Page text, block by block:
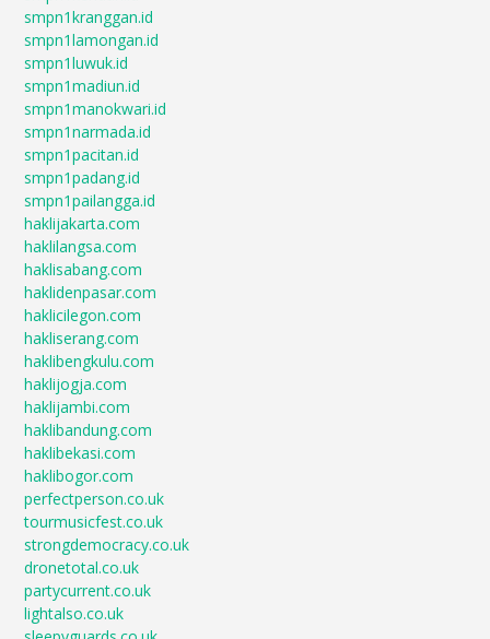
smpn1kranggan.id
smpn1lamongan.id
smpn1luwuk.id
smpn1madiun.id
smpn1manokwari.id
smpn1narmada.id
smpn1pacitan.id
smpn1padang.id
smpn1pailangga.id
haklijakarta.com
haklilangsa.com
haklisabang.com
haklidenpasar.com
haklicilegon.com
hakliserang.com
haklibengkulu.com
haklijogja.com
haklijambi.com
haklibandung.com
haklibekasi.com
haklibogor.com
perfectperson.co.uk
tourmusicfest.co.uk
strongdemocracy.co.uk
dronetotal.co.uk
partycurrent.co.uk
lightalso.co.uk